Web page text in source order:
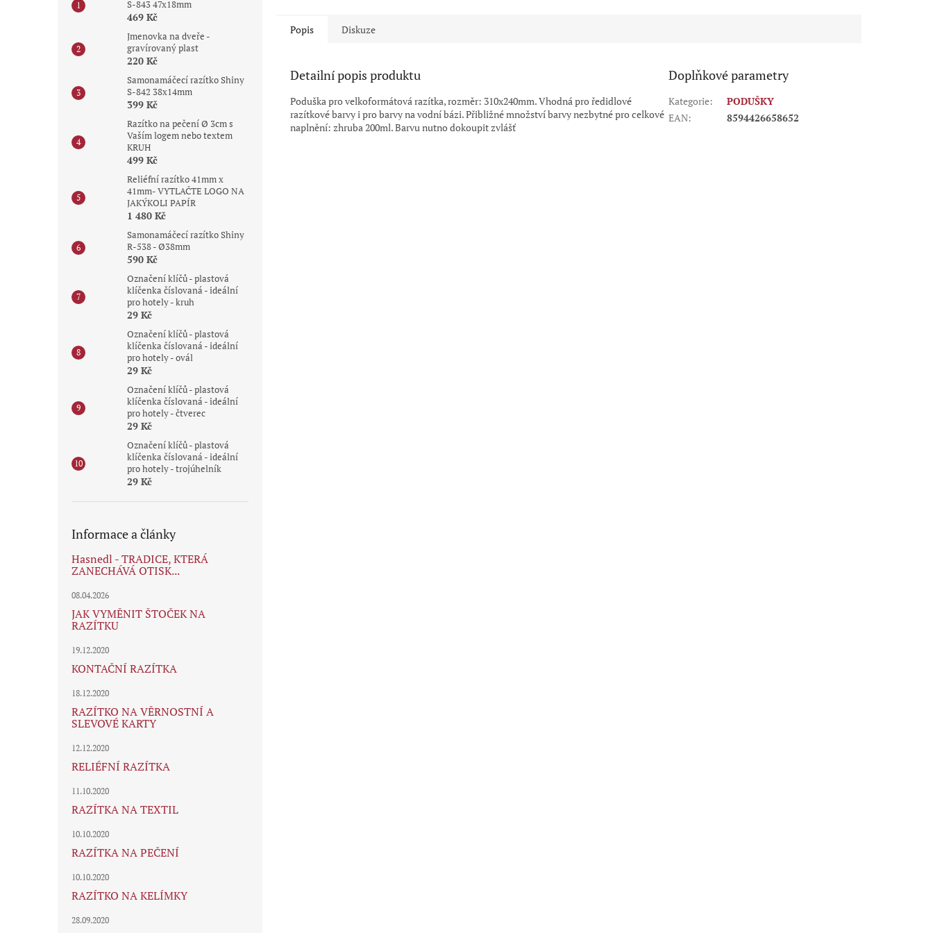
S-843 47x18mm
469 Kč
Jmenovka na dveře -
gravírovaný plast
220 Kč
Samonamáčecí razítko Shiny
S-842 38x14mm
399 Kč
Razítko na pečení Ø 3cm s
Vaším logem nebo textem
KRUH
499 Kč
Reliéfní razítko 41mm x
41mm- VYTLAČTE LOGO NA
JAKÝKOLI PAPÍR
1 480 Kč
Samonamáčecí razítko Shiny
R-538 - Ø38mm
590 Kč
Označení klíčů - plastová
klíčenka číslovaná - ideální
pro hotely - kruh
29 Kč
Označení klíčů - plastová
klíčenka číslovaná - ideální
pro hotely - ovál
29 Kč
Označení klíčů - plastová
klíčenka číslovaná - ideální
pro hotely - čtverec
29 Kč
Označení klíčů - plastová
klíčenka číslovaná - ideální
pro hotely - trojúhelník
29 Kč
Informace a články
Hasnedl - TRADICE, KTERÁ
ZANECHÁVÁ OTISK...
08.04.2026
JAK VYMĚNIT ŠTOČEK NA
RAZÍTKU
19.12.2020
KONTAČNÍ RAZÍTKA
18.12.2020
RAZÍTKO NA VĚRNOSTNÍ A
SLEVOVÉ KARTY
12.12.2020
RELIÉFNÍ RAZÍTKA
11.10.2020
RAZÍTKA NA TEXTIL
10.10.2020
RAZÍTKA NA PEČENÍ
10.10.2020
RAZÍTKO NA KELÍMKY
28.09.2020
Popis Diskuze
Detailní popis produktu
Poduška pro velkoformátová razítka, rozměr: 310x240mm. Vhodná pro ředidlové
razítkové barvy i pro barvy na vodní bázi. Přibližné množství barvy nezbytné pro celkové
naplnění: zhruba 200ml. Barvu nutno dokoupit zvlášť
Doplňkové parametry
Kategorie:
PODUŠKY
EAN: 8594426658652